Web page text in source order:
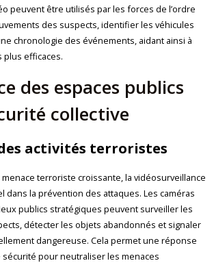
peuvent être utilisés par les forces de l’ordre
des suspects, identifier les véhicules
chronologie des événements, aidant ainsi à
efficaces.
des espaces publics
collective
activités terroristes
terroriste croissante, la vidéosurveillance
dans la prévention des attaques. Les caméras
publics stratégiques peuvent surveiller les
détecter les objets abandonnés et signaler
dangereuse. Cela permet une réponse
pour neutraliser les menaces